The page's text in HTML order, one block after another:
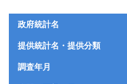
政府統計名
提供統計名・提供分類
調査年月